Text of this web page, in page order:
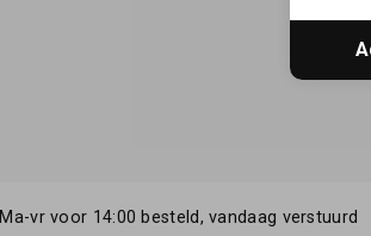
Ma-vr voor 14:00 besteld, vandaag verstuurd